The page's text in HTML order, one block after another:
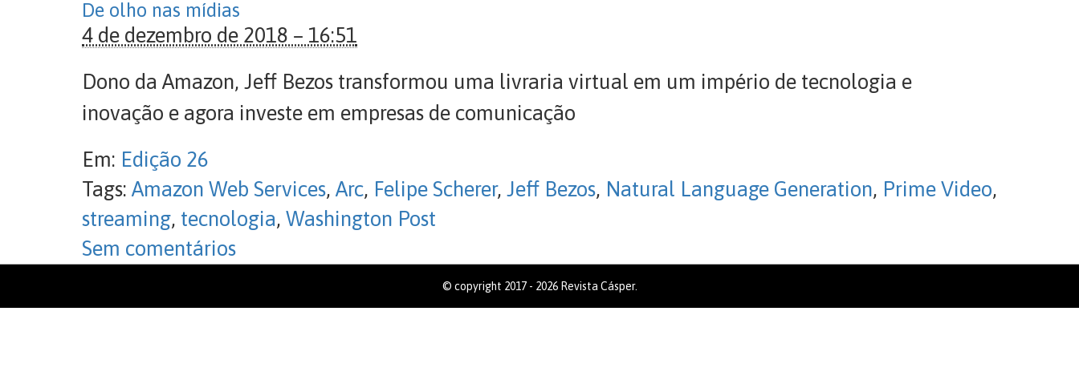
De olho nas mídias
4 de dezembro de 2018 – 16:51
Dono da Amazon, Jeff Bezos transformou uma livraria virtual em um império de tecnologia e
inovação e agora investe em empresas de comunicação
Em: Edição 26
Tags: Amazon Web Services, Arc, Felipe Scherer, Jeff Bezos, Natural Language Generation, Prime Video,
streaming, tecnologia, Washington Post
Sem comentários
© copyright 2017 - 2026 Revista Cásper.